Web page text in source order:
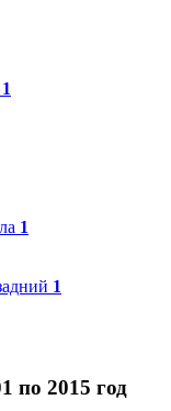
1
1
1
по 2015 год